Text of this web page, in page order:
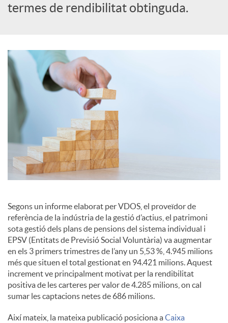
o
r
d
e
c
o
n
t
i
n
termes de rendibilitat obtinguda.
Segons un informe elaborat per VDOS, el proveïdor de
referència de la indústria de la gestió d’actius, el patrimoni
sota gestió dels plans de pensions del sistema individual i
EPSV (Entitats de Previsió Social Voluntària) va augmentar
en els 3 primers trimestres de l’any un 5,53 %, 4.945 milions
més que situen el total gestionat en 94.421 milions. Aquest
increment ve principalment motivat per la rendibilitat
positiva de les carteres per valor de 4.285 milions, on cal
sumar les captacions netes de 686 milions.
Així mateix, la mateixa publicació posiciona aCaixa